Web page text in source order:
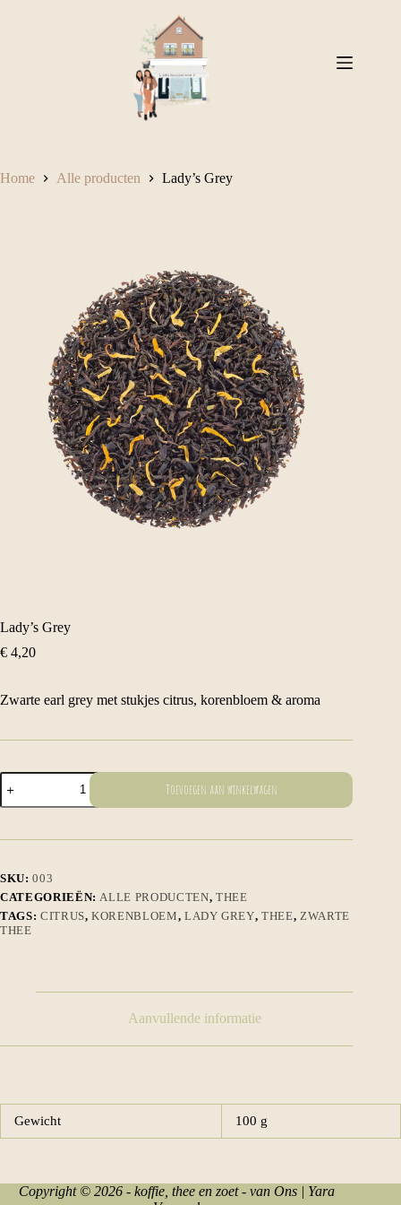
Home Alle producten Lady’s Grey
Lady’s Grey
€ 4,20
Zwarte earl grey met stukjes citrus, korenbloem & aroma
Lady's
Grey
aantal
Toevoegen aan winkelwagen
SKU:003
CATEGORIEËN: ALLE PRODUCTEN, THEE
TAGS: CITRUS,KORENBLOEM, LADY GREY,THEE, ZWARTE
THEE
Aanvullende informatie
Gewicht 100 g
Copyright © 2026 - koffie, thee en zoet - van Ons | Yara